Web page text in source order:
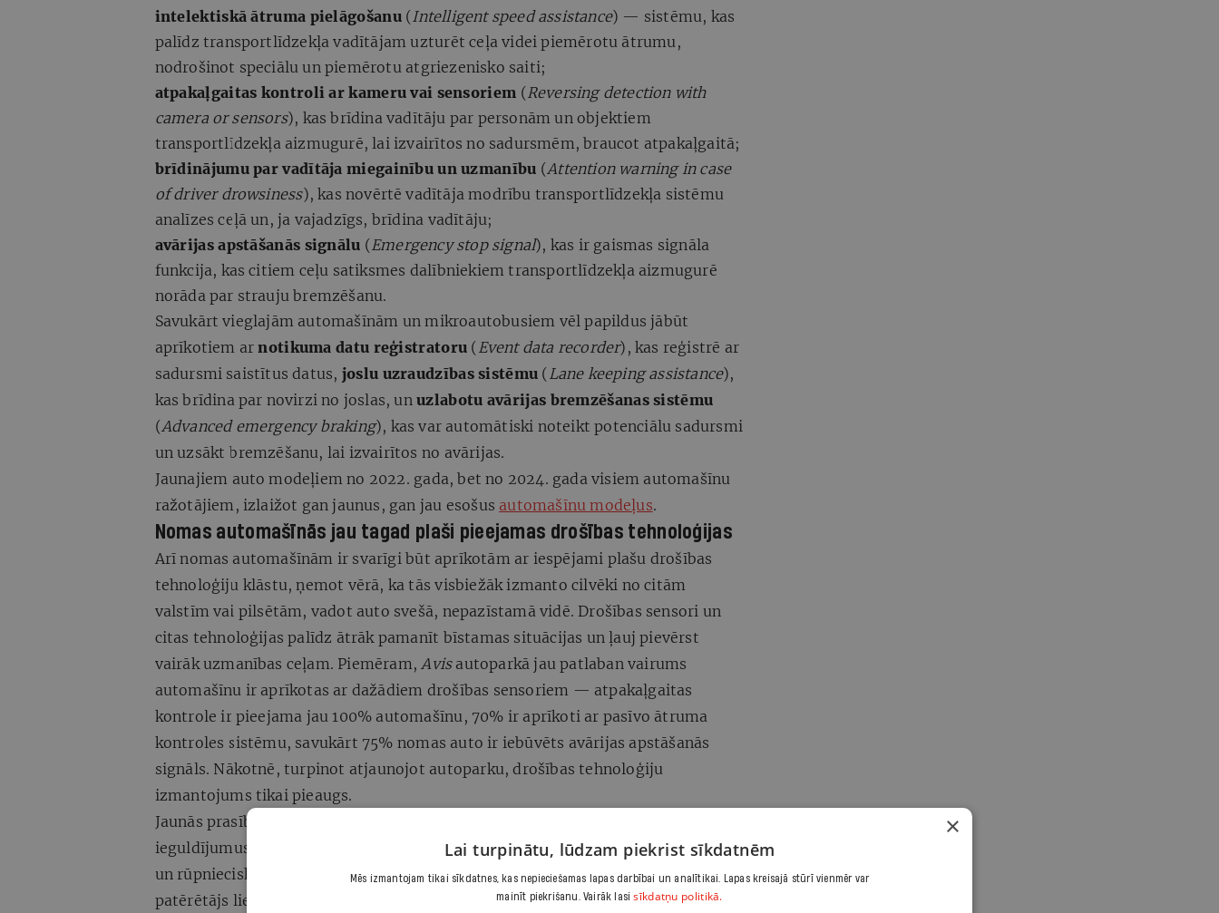
intelektiskā ātruma pielāgošanu (Intelligent speed assistance) — sistēmu, kas
palīdz transportlīdzekļa vadītājam uzturēt ceļa videi piemērotu ātrumu,
nodrošinot speciālu un piemērotu atgriezenisko saiti;
atpakaļgaitas kontroli ar kameru vai sensoriem (Reversing detection with
camera or sensors), kas brīdina vadītāju par personām un objektiem
transportlīdzekļa aizmugurē, lai izvairītos no sadursmēm, braucot atpakaļgaitā;
brīdinājumu par vadītāja miegainību un uzmanību (Attention warning in case
of driver drowsiness), kas novērtē vadītāja modrību transportlīdzekļa sistēmu
analīzes ceļā un, ja vajadzīgs, brīdina vadītāju;
avārijas apstāšanās signālu (Emergency stop signal), kas ir gaismas signāla
funkcija, kas citiem ceļu satiksmes dalībniekiem transportlīdzekļa aizmugurē
norāda par strauju bremzēšanu.
Savukārt vieglajām automašīnām un mikroautobusiem vēl papildus jābūt
aprīkotiem arnotikuma datu reģistratoru (Event data recorder), kas reģistrē ar
sadursmi saistītus datus, joslu uzraudzības sistēmu (Lane keeping assistance),
kas brīdina par novirzi no joslas, unuzlabotu avārijas bremzēšanas sistēmu
(Advanced emergency braking), kas var automātiski noteikt potenciālu sadursmi
un uzsākt bremzēšanu, lai izvairītos no avārijas.
Jaunajiem auto modeļiem no 2022. gada, bet no 2024. gada visiem automašīnu
ražotājiem, izlaižot gan jaunus, gan jau esošus automašīnu modeļus.
Nomas automašīnās jau tagad plaši pieejamas drošības tehnoloģijas
Arī nomas automašīnām ir svarīgi būt aprīkotām ar iespējami plašu drošības
tehnoloģiju klāstu, ņemot vērā, ka tās visbiežāk izmanto cilvēki no citām
valstīm vai pilsētām, vadot auto svešā, nepazīstamā vidē. Drošības sensori un
citas tehnoloģijas palīdz ātrāk pamanīt bīstamas situācijas un ļauj pievērst
vairāk uzmanības ceļam. Piemēram,Avisautoparkā jau patlaban vairums
automašīnu ir aprīkotas ar dažādiem drošības sensoriem — atpakaļgaitas
kontrole ir pieejama jau 100% automašīnu, 70% ir aprīkoti ar pasīvo ātruma
kontroles sistēmu, savukārt 75% nomas auto ir iebūvēts avārijas apstāšanās
signāls. Nākotnē, turpinot atjaunojot autoparku, drošības tehnoloģiju
izmantojums tikai pieaugs.
Jaunās prasības noteikti automašīnu ražotājiem prasīs papildu finansiālos
ieguldījumus, taču vienlaikus turpinās arī darbs pie šo tehnoloģiju attīstīšanas
un rūpniecisko izmaksu samazināšanas. Līdz ar to var prognozēt, ka gala
patērētājs lielu izmaksu pieaugumu nejutīs.
×
Lai turpinātu, lūdzam piekrist sīkdatnēm
Mēs izmantojam tikai sīkdatnes, kas nepieciešamas lapas darbībai un analītikai. Lapas kreisajā stūrī vienmēr var
mainīt piekrišanu. Vairāk lasisīkdatņu politikā.